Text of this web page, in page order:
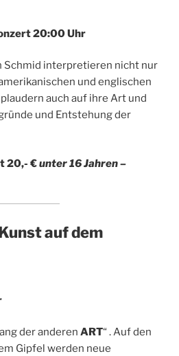
20:00 Uhr
Schmid interpretieren nicht nur
und englischen
auch auf ihre Art und
und Entstehung der
20,- €unter 16 Jahren –
auf dem
der anderen ART“ . Auf den
Gipfel werden neue